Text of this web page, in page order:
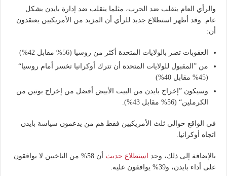
والرأي العام ينقلب ضد الحرب، مثلما ينقلب ضد إدارة بايدن بشكل
عام. وقد أظهر استطلاع جديد للرأي أن المزيد من الأمريكيين يعتقدون
أن:
العقوبات تضر بالولايات المتحدة أكثر من روسيا (56% مقابل 42%)
من ”المقبول للولايات المتحدة أن تترك أوكرانيا تخسر أمام روسيا“
(45% مقابل 40%)
وسيكون ”إخراج بايدن من البيت الأبيض أفضل من إخراج بوتين من
الكرملين“ (56% مقابل 43%).
في الواقع حوالي ثلث الأمريكيين فقط هم من يدعمون سياسة بايدن
اتجاه أوكرانيا.
بالإضافة إلى ذلك، وجد استطلاع حديث
أن 58% من الناخبين لا يوافقون
على أداء بايدن، و39% يوافقون عليه.